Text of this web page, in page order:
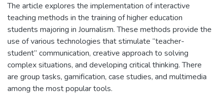
The article explores the implementation of interactive
teaching methods in the training of higher education
students majoring in Journalism. These methods provide the
use of various technologies that stimulate “teacher-
student” communication, creative approach to solving
complex situations, and developing critical thinking. There
are group tasks, gamification, case studies, and multimedia
among the most popular tools.